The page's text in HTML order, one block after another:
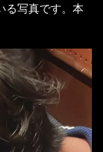
る写真です。本